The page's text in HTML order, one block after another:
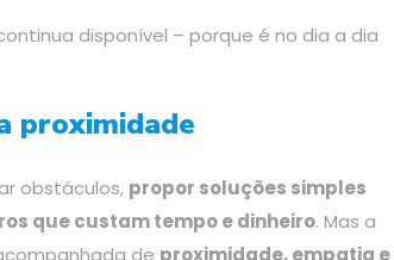
disponível – porque é no dia a dia
proximidade
obstáculos, propor soluções simples
que custam tempo e dinheiro. Mas a
de proximidade, empatia e